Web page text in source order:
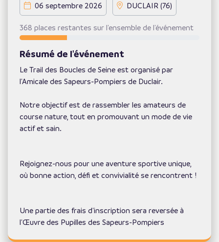
06 septembre 2026 DUCLAIR (76)
368 places restantes sur l'ensemble de l'événement
Résumé de l'événement
Le Trail des Boucles de Seine est organisé par
l'Amicale des Sapeurs-Pompiers de Duclair.
Notre objectif est de rassembler les amateurs de
course nature, tout en promouvant un mode de vie
actif et sain.
Rejoignez-nous pour une aventure sportive unique,
où bonne action, défi et convivialité se rencontrent !
Une partie des frais d'inscription sera reversée à
l'Œuvre des Pupilles des Sapeurs-Pompiers